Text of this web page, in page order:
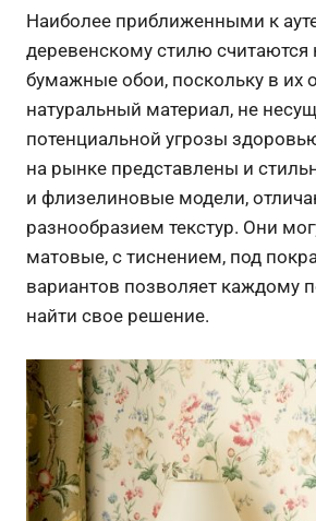
Наиболее приближенными к
деревенскому стилю считаются
бумажные обои, поскольку в их
натуральный материал, не
потенциальной угрозы
на рынке представлены и
и флизелиновые модели,
разнообразием текстур. Они
матовые, с тиснением, под
вариантов позволяет каждому
найти свое решение.